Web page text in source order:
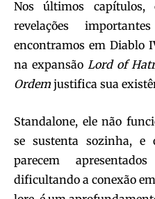
Nos últimos
revelações
encontramos em Diablo
na expansão Lord of
Ordem justifica sua
Standalone, ele não
se sustenta sozinha, e
parecem
dificultando a conexão